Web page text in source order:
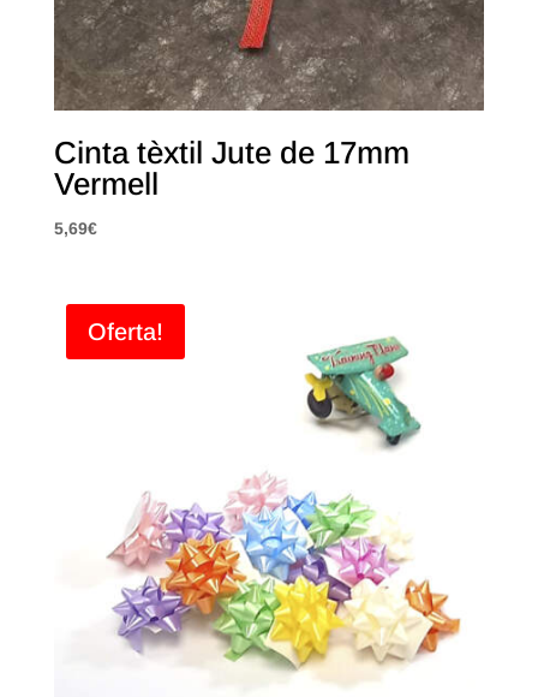
Cinta tèxtil Jute de 17mm
Vermell
5,69€
Oferta!